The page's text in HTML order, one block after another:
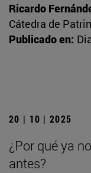
Ricardo
Cátedra de
Publicado en:
20 | 10 | 2025
¿Por qué ya
antes?